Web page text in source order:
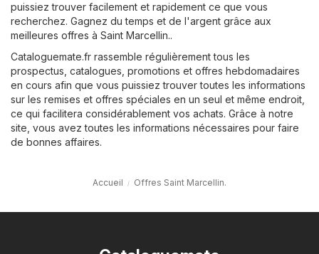
puissiez trouver facilement et rapidement ce que vous
recherchez. Gagnez du temps et de l'argent grâce aux
meilleures offres à Saint Marcellin..
Cataloguemate.fr rassemble régulièrement tous les
prospectus, catalogues, promotions et offres hebdomadaires
en cours afin que vous puissiez trouver toutes les informations
sur les remises et offres spéciales en un seul et même endroit,
ce qui facilitera considérablement vos achats. Grâce à notre
site, vous avez toutes les informations nécessaires pour faire
de bonnes affaires.
Accueil Offres Saint Marcellin.